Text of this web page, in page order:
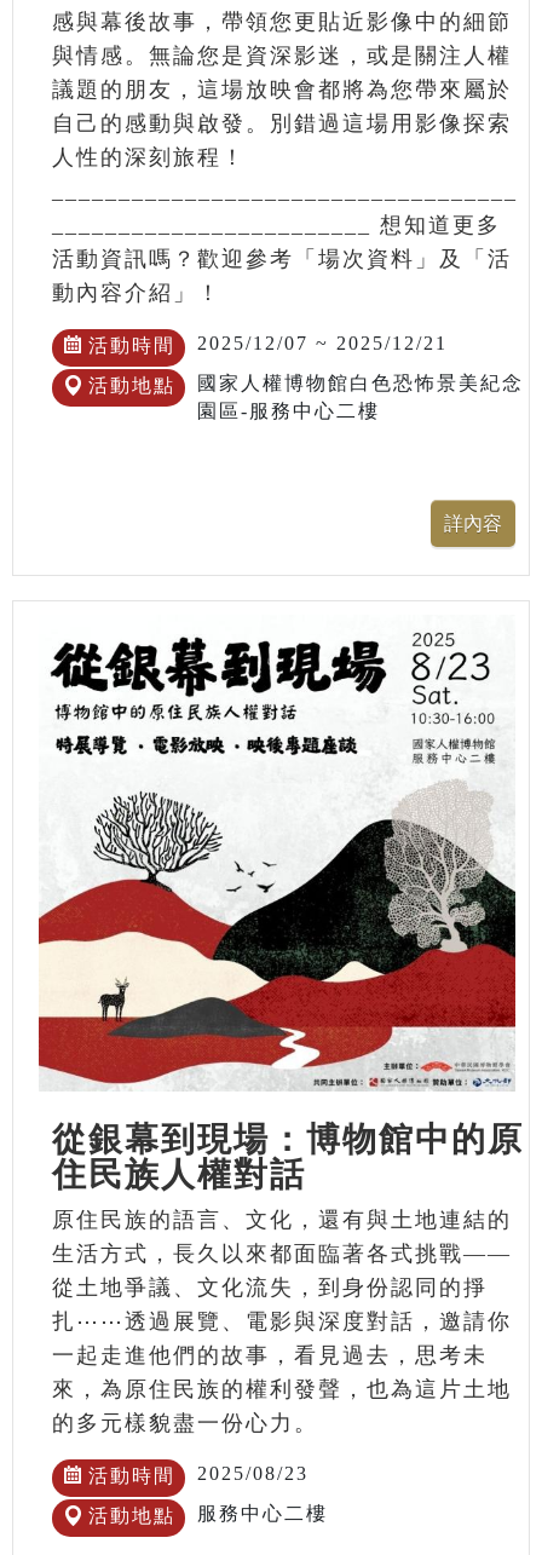
感與幕後故事，帶領您更貼近影像中的細節
與情感。無論您是資深影迷，或是關注人權
議題的朋友，這場放映會都將為您帶來屬於
自己的感動與啟發。別錯過這場用影像探索
人性的深刻旅程！
________________________ 想知道更多
活動資訊嗎？歡迎參考「場次資料」及「活
動內容介紹」！
活動時間 2025/12/07 ~ 2025/12/21
活動地點
國家人權博物館白色恐怖景美紀念
園區-服務中心二樓
從銀幕到現場：博物館中的原
住民族人權對話
原住民族的語言、文化，還有與土地連結的
生活方式，長久以來都面臨著各式挑戰——
從土地爭議、文化流失，到身份認同的掙
扎⋯⋯透過展覽、電影與深度對話，邀請你
一起走進他們的故事，看見過去，思考未
來，為原住民族的權利發聲，也為這片土地
的多元樣貌盡一份心力。
活動時間 2025/08/23
活動地點 服務中心二樓